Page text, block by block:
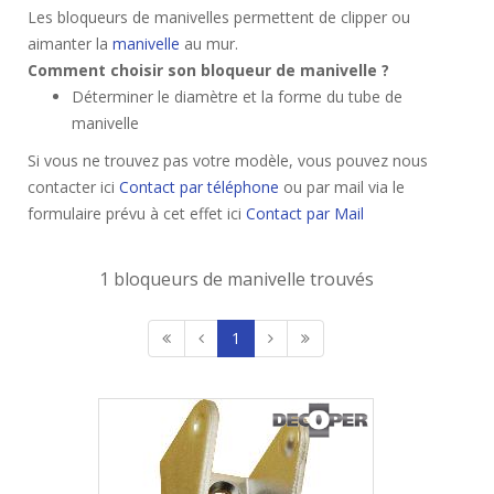
Les bloqueurs de manivelles permettent de clipper ou
aimanter la manivelle au mur.
Comment choisir son bloqueur de manivelle ?
Déterminer le diamètre et la forme du tube de
manivelle
Si vous ne trouvez pas votre modèle, vous pouvez nous
contacter ici Contact par téléphone ou par mail via le
formulaire prévu à cet effet ici Contact par Mail
1 bloqueurs de manivelle trouvés
1